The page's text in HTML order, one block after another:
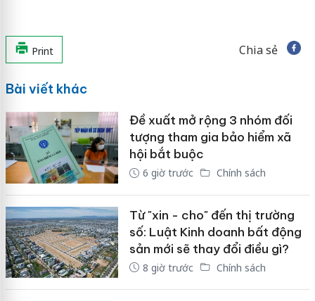
Print Chia sẻ
Bài viết khác
Đề xuất mở rộng 3 nhóm đối
tượng tham gia bảo hiểm xã
hội bắt buộc
6 giờ trước Chính sách
Từ "xin - cho" đến thị trường
số: Luật Kinh doanh bất động
sản mới sẽ thay đổi điều gì?
8 giờ trước Chính sách